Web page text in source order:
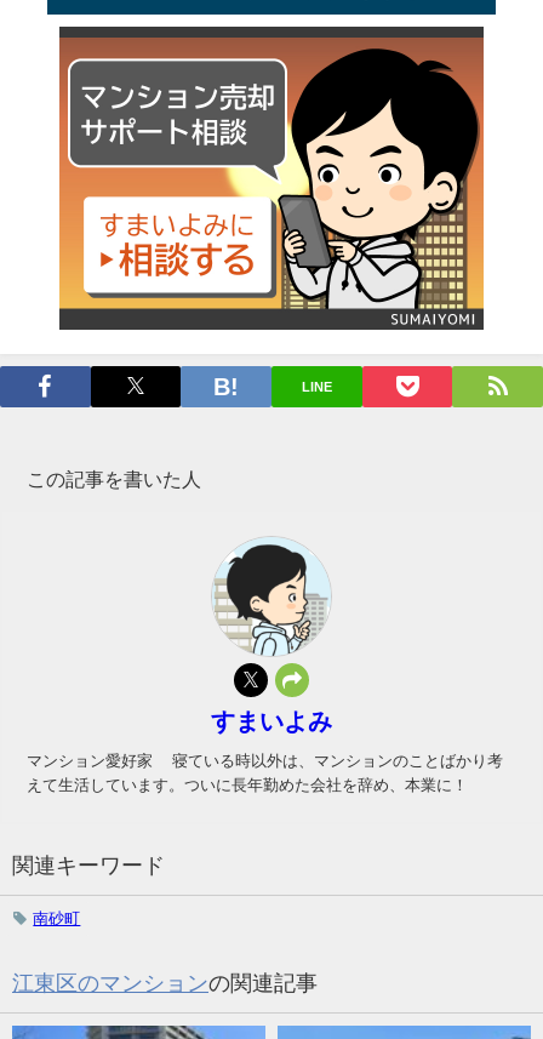
LINE
この記事を書いた人
すまいよみ
マンション愛好家 寝ている時以外は、マンションのことばかり考
えて生活しています。ついに長年勤めた会社を辞め、本業に！
関連キーワード
南砂町
江東区のマンションの関連記事